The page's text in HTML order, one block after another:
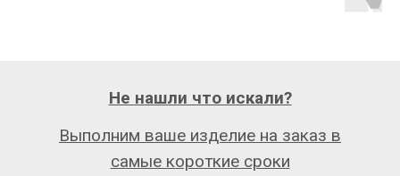
Выполним ваше изделие на заказ в
самые короткие сроки
Не нашли что искали?